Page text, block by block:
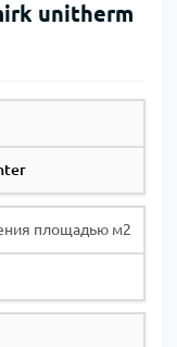
unitherm
площадью м2